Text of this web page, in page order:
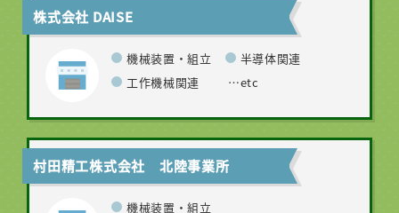
株式会社 DAISE
機械装置・組立
半導体関連
工作機械関連
…etc
村田精工株式会社 北陸事業所
機械装置・組立